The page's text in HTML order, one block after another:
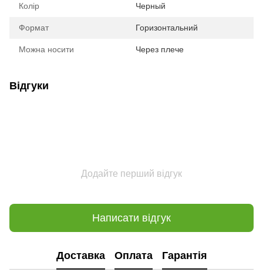
Колір Черный
Формат Горизонтальний
Можна носити Через плече
Відгуки
Додайте перший відгук
Написати відгук
Доставка Оплата Гарантія